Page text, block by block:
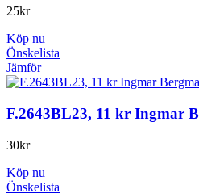
25kr
Köp nu
Önskelista
Jämför
F.2643BL23, 11 kr Ingmar
30kr
Köp nu
Önskelista